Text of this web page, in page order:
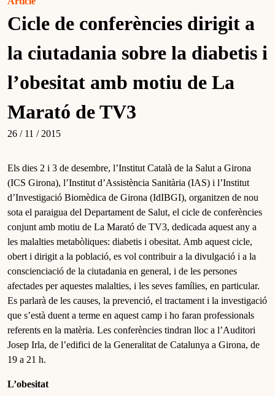
Cicle de conferències dirigit a
la ciutadania sobre la diabetis i
l’obesitat amb motiu de La
Marató de TV3
26 / 11 / 2015
Els dies 2 i 3 de desembre, l’Institut Català de la Salut a Girona
(ICS Girona), l’Institut d’Assistència Sanitària (IAS) i l’Institut
d’Investigació Biomèdica de Girona (IdIBGI), organitzen de nou
sota el paraigua del Departament de Salut, el cicle de conferències
conjunt amb motiu de La Marató de TV3, dedicada aquest any a
les malalties metabòliques: diabetis i obesitat. Amb aquest cicle,
obert i dirigit a la població, es vol contribuir a la divulgació i a la
conscienciació de la ciutadania en general, i de les persones
afectades per aquestes malalties, i les seves famílies, en particular.
Es parlarà de les causes, la prevenció, el tractament i la investigació
que s’està duent a terme en aquest camp i ho faran professionals
referents en la matèria. Les conferències tindran lloc a l’Auditori
Josep Irla, de l’edifici de la Generalitat de Catalunya a Girona, de
19 a 21 h.
L’obesitat